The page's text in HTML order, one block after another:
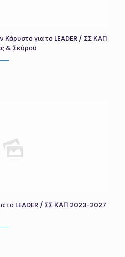
Κάρυστο για το LEADER / ΣΣ ΚΑΠ
& Σκύρου
το LEADER / ΣΣ ΚΑΠ 2023-2027